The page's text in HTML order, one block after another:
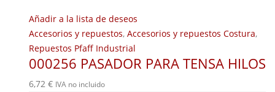
Añadir a la lista de deseos
Accesorios y repuestos, Accesorios y repuestos Costura,
Repuestos Pfaff Industrial
000256 PASADOR PARA TENSA HILOS
6,72 € IVA no incluido